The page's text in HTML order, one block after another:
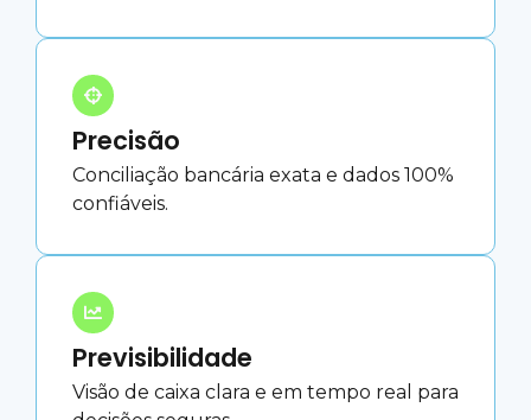
Precisão
Conciliação bancária exata e dados 100%
confiáveis.
Previsibilidade
Visão de caixa clara e em tempo real para